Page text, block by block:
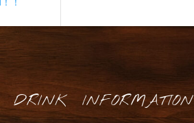
DRINK
INFORMATION